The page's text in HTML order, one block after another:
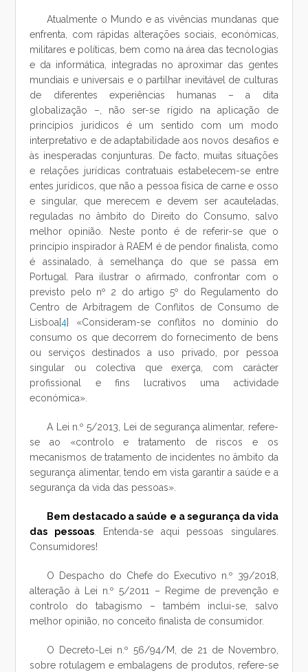
Atualmente o Mundo e as vivências mundanas que
enfrenta, com rápidas alterações sociais, económicas,
militares e políticas, bem como na área das tecnologias
e da informática, integradas no aproximar das gentes
mundiais e universais e o partilhar inevitável de culturas
de diferentes experiências humanas – a dita
globalização –, não ser-se rígido na aplicação de
princípios jurídicos é um sentido com um modo
interpretativo e de adaptabilidade aos novos desafios e
às inesperadas conjunturas. De facto, muitas situações
e relações jurídicas contratuais estabelecem-se entre
entes jurídicos, que não a pessoa física de carne e osso
e singular, que merecem e devem ser acauteladas,
reguladas no âmbito do Direito do Consumo, salvo
melhor opinião. Neste ponto é de referir-se que o
princípio inspirador à RAEM é de pendor finalista, como
é assinalado, à semelhança do que se passa em
Portugal. Para ilustrar o afirmado, confrontar com o
previsto pelo nº 2 do artigo 5º do Regulamento do
Centro de Arbitragem de Conflitos de Consumo de
Lisboa[4] «Consideram-se conflitos no domínio do
consumo os que decorrem do fornecimento de bens
ou serviços destinados a uso privado, por pessoa
singular ou colectiva que exerça, com carácter
profissional e fins lucrativos uma actividade
económica».
A Lei n.º 5/2013, Lei de segurança alimentar, refere-
se ao «controlo e tratamento de riscos e os
mecanismos de tratamento de incidentes no âmbito da
segurança alimentar, tendo em vista garantir a saúde e a
segurança da vida das pessoas».
Bem destacado a saúde e a segurança da vida
das pessoas. Entenda-se aqui pessoas singulares.
Consumidores!
O Despacho do Chefe do Executivo n.º 39/2018,
alteração à Lei n.º 5/2011 – Regime de prevenção e
controlo do tabagismo – também inclui-se, salvo
melhor opinião, no conceito finalista de consumidor.
O Decreto-Lei n.º 56/94/M, de 21 de Novembro,
sobre rotulagem e embalagens de produtos, refere-se